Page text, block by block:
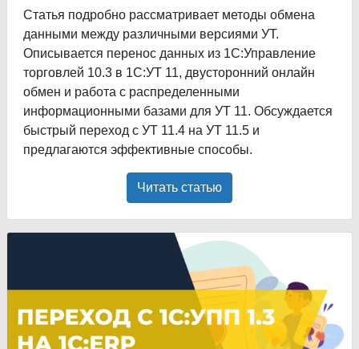
Статья подробно рассматривает методы обмена
данными между различными версиями УТ.
Описывается перенос данных из 1С:Управление
торговлей 10.3 в 1С:УТ 11, двусторонний онлайн
обмен и работа с распределенными
информационными базами для УТ 11. Обсуждается
быстрый переход с УТ 11.4 на УТ 11.5 и
предлагаются эффективные способы.
Читать статью